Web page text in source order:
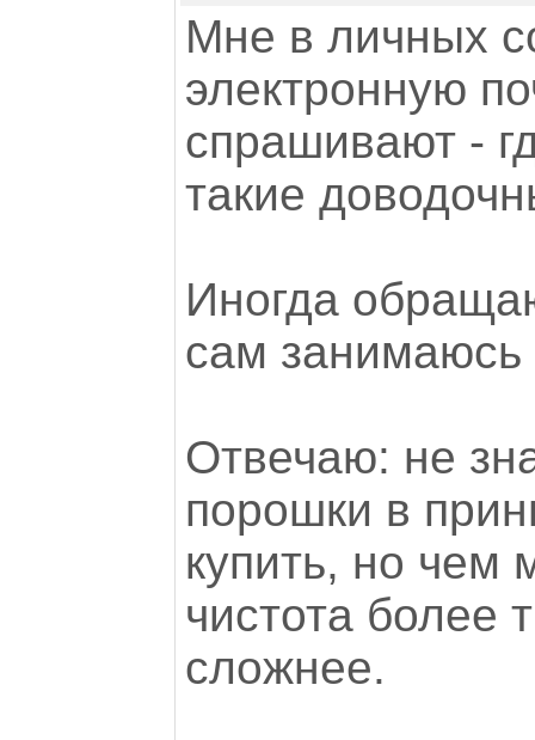
Мне в личных
электронную
спрашивают -
такие
Иногда
сам
Отвечаю: не
порошки в
купить, но чем
чистота более
сложнее.